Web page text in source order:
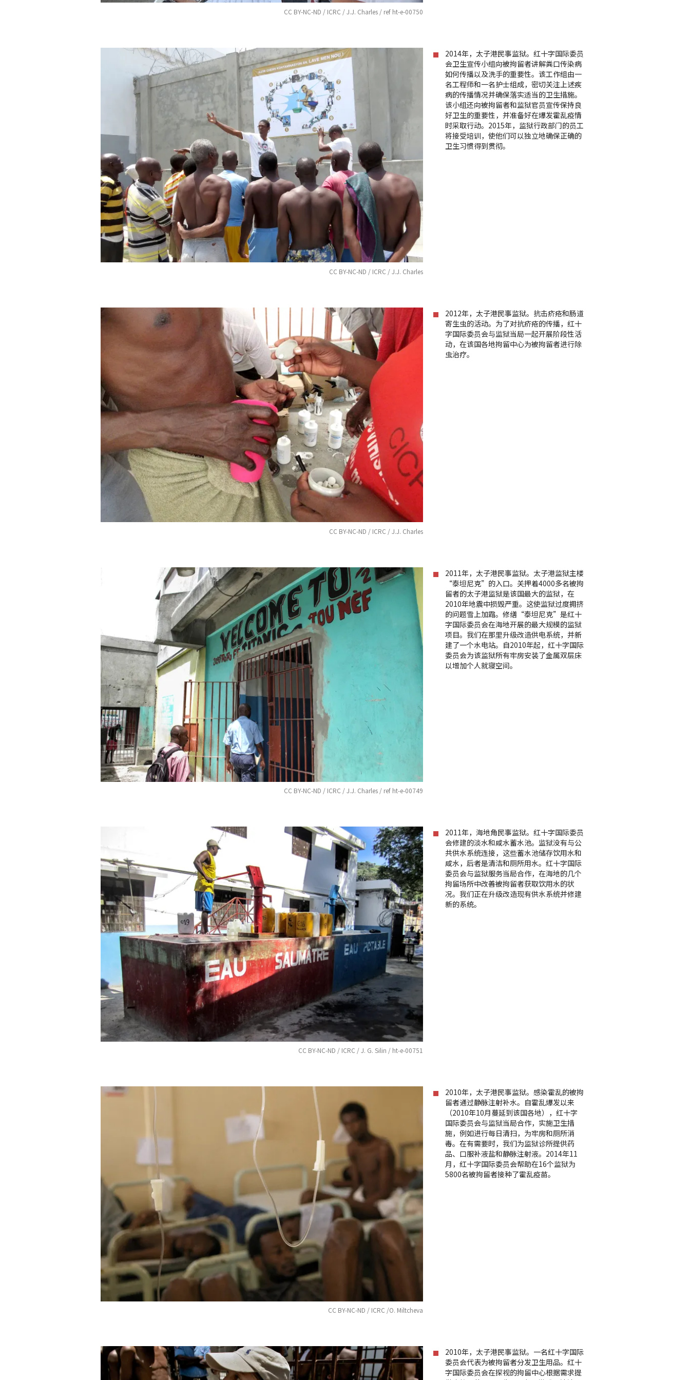
CC BY-NC-ND / ICRC / J.J. Charles / ref ht-e-00750
CC BY-NC-ND / ICRC / J.J. Charles
2014年，太子港民事监狱。红十字国际委员
会卫生宣传小组向被拘留者讲解粪口传染病
如何传播以及洗手的重要性。该工作组由一
名工程师和一名护士组成，密切关注上述疾
病的传播情况并确保落实适当的卫生措施。
该小组还向被拘留者和监狱官员宣传保持良
好卫生的重要性，并准备好在爆发霍乱疫情
时采取行动。2015年，监狱行政部门的员工
将接受培训，使他们可以独立地确保正确的
卫生习惯得到贯彻。
CC BY-NC-ND / ICRC / J.J. Charles
2012年，太子港民事监狱。抗击疥疮和肠道
寄生虫的活动。为了对抗疥疮的传播，红十
字国际委员会与监狱当局一起开展阶段性活
动，在该国各地拘留中心为被拘留者进行除
虫治疗。
CC BY-NC-ND / ICRC / J.J. Charles / ref ht-e-00749
2011年，太子港民事监狱。太子港监狱主楼
“泰坦尼克”的入口。关押着4000多名被拘
留者的太子港监狱是该国最大的监狱，在
2010年地震中损毁严重。这使监狱过度拥挤
的问题雪上加霜。修缮“泰坦尼克”是红十
字国际委员会在海地开展的最大规模的监狱
项目。我们在那里升级改造供电系统，并新
建了一个水电站。自2010年起，红十字国际
委员会为该监狱所有牢房安装了金属双层床
以增加个人就寝空间。
CC BY-NC-ND / ICRC / J. G. Silin / ht-e-00751
2011年，海地角民事监狱。红十字国际委员
会修建的淡水和咸水蓄水池。监狱没有与公
共供水系统连接，这些蓄水池储存饮用水和
咸水，后者是清洁和厕所用水。红十字国际
委员会与监狱服务当局合作，在海地的几个
拘留场所中改善被拘留者获取饮用水的状
况。我们正在升级改造现有供水系统并修建
新的系统。
CC BY-NC-ND / ICRC /O. Miltcheva
2010年，太子港民事监狱。感染霍乱的被拘
留者通过静脉注射补水。自霍乱爆发以来
（2010年10月蔓延到该国各地），红十字
国际委员会与监狱当局合作，实施卫生措
施，例如进行每日清扫，为牢房和厕所消
毒。在有需要时，我们为监狱诊所提供药
品、口服补液盐和静脉注射液。2014年11
月，红十字国际委员会帮助在16个监狱为
5800名被拘留者接种了霍乱疫苗。
2010年，太子港民事监狱。一名红十字国际
委员会代表为被拘留者分发卫生用品。红十
字国际委员会在探视的拘留中心根据需求提